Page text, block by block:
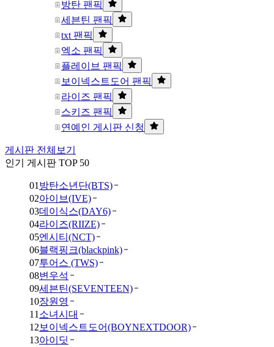
방탄 팬픽
세븐틴 팬픽
txt 팬픽
엑소 팬픽
플레이브 팬픽
보이넥스트도어 팬픽
라이즈 팬픽
스키즈 팬픽
연예인 게시판 신청
게시판 전체보기
인기 게시판 TOP 50
01 방탄소년단(BTS)
02아이브(IVE)
03데이식스(DAY6)
04라이즈(RIIZE)
05엔시티(NCT)
06블랙핑크(blackpink)
07투어스 (TWS)
08변우석
09세븐틴(SEVENTEEN)
10장원영
11 소녀시대
12 보이넥스트도어(BOYNEXTDOOR)
13아이딧